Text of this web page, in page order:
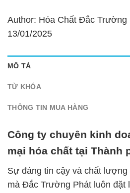
Author: Hóa Chất Đắc Trường
13/01/2025
MÔ TẢ
TỪ KHÓA
THÔNG TIN MUA HÀNG
Công ty chuyên kinh
mại hóa chất tại Thành
Sự đáng tin cậy và chất
mà Đắc Trường Phát luôn đặt